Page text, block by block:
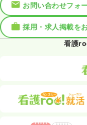
お問い合わせフォ
採用・求人掲載を
看護